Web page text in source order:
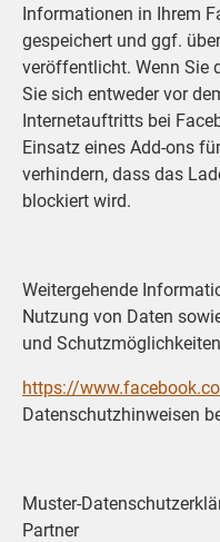
Informationen in Ihrem
gespeichert und ggf.
veröffentlicht. Wenn Sie
Sie sich entweder vor
Internetauftritts bei
Einsatz eines Add-ons
verhindern, dass das
blockiert wird.
Weitergehende
Nutzung von Daten
und
https://
Datenschutzhinweisen
Muster-
Partner